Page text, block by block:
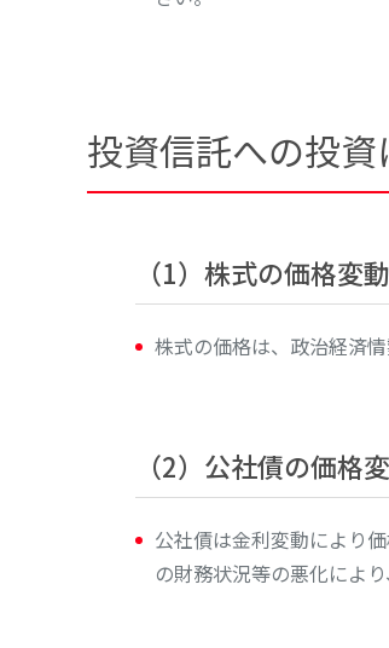
投資信託への投
（1）株式の価格変
株式の価格は、政治経済
（2）公社債の価格
公社債は金利変動により
の財務状況等の悪化によ